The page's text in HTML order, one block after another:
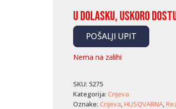
U dolasku, uskoro
POŠALJI UPIT
Nema na zalihi
SKU: 5275
Kategorija: Crijeva
Oznake: Crijeva,HUSQVARNA,